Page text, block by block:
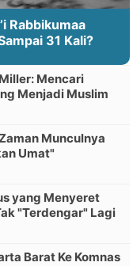
Rabbikumaa
31 Kali?
Mencari
Menjadi Muslim
Munculnya
Umat"
yang Menyeret
"Terdengar" Lagi
Barat Ke Komnas